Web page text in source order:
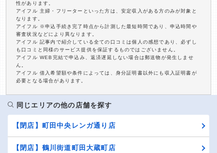
性があります。
アイフル 主婦・フリーターといった方は、安定収入がある方のみが対象と
なります。
アイフル ※申込手続き完了時点から計測した最短時間であり、申込時間や
審査状況などにより異なります。
アイフル 記事内で紹介している全ての口コミは個人の感想であり、必ずし
も口コミと同様のサービス提供を保証するものではございません。
アイフル WEB完結で申込み、返済遅延しない場合は郵送物が発生しませ
ん。
アイフル 借入希望額や条件によっては、身分証明書以外にも収入証明書が
必要となる場合があります。
同じエリアの他の店舗を探す
【閉店】町田中央レンガ通り店
【閉店】鶴川街道町田大蔵町店